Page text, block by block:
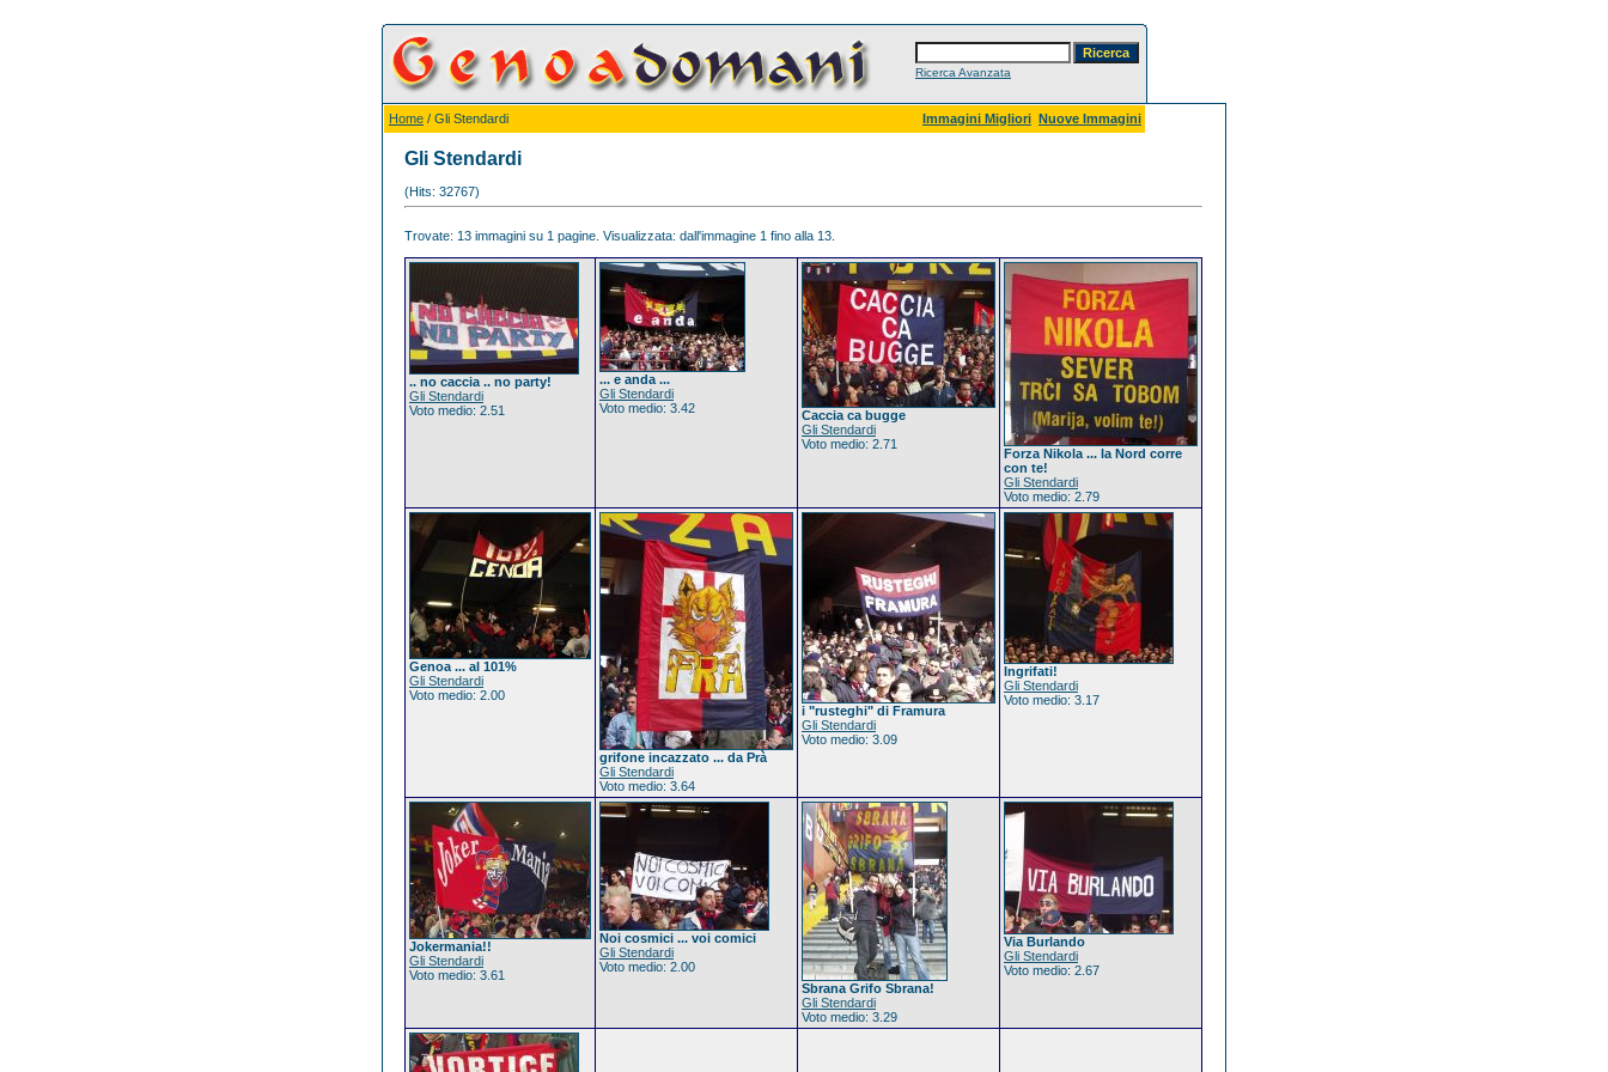
Ricerca Avanzata
Home / Gli Stendardi Immagini Migliori Nuove Immagini
Gli Stendardi
(Hits: 32767)
Trovate: 13 immagini su 1 pagine. Visualizzata: dall'immagine 1 fino alla 13.
.. no caccia .. no party!
Gli Stendardi
Voto medio: 2.51
... e anda ...
Gli Stendardi
Voto medio: 3.42
Caccia ca bugge
Gli Stendardi
Voto medio: 2.71
Forza Nikola ... la Nord corre
con te!
Gli Stendardi
Voto medio: 2.79
Genoa ... al 101%
Gli Stendardi
Voto medio: 2.00
grifone incazzato ... da Prà
Gli Stendardi
Voto medio: 3.64
i "rusteghi" di Framura
Gli Stendardi
Voto medio: 3.09
Ingrifati!
Gli Stendardi
Voto medio: 3.17
Jokermania!!
Gli Stendardi
Voto medio: 3.61
Noi cosmici ... voi comici
Gli Stendardi
Voto medio: 2.00
Sbrana Grifo Sbrana!
Gli Stendardi
Voto medio: 3.29
Via Burlando
Gli Stendardi
Voto medio: 2.67